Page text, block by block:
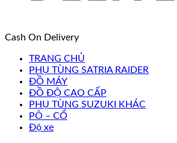
Cash On Delivery
TRANG CHỦ
PHỤ TÙNG SATRIA RAIDER
ĐỒ MÁY
ĐỒ ĐỘ CAO CẤP
PHỤ TÙNG SUZUKI KHÁC
PÔ – CỔ
Độ xe